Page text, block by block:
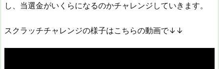
し、当選金がいくらになるのかチャレンジしていきます。
スクラッチチャレンジの様子はこちらの動画で↓↓